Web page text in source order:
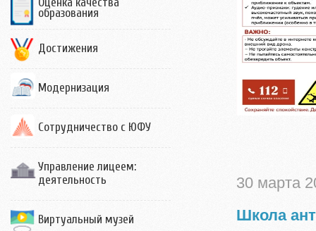
образования
Достижения
Модернизация
Сотрудничество с ЮФУ
Управление лицеем:
деятельность
Виртуальный музей
30 марта
Школа